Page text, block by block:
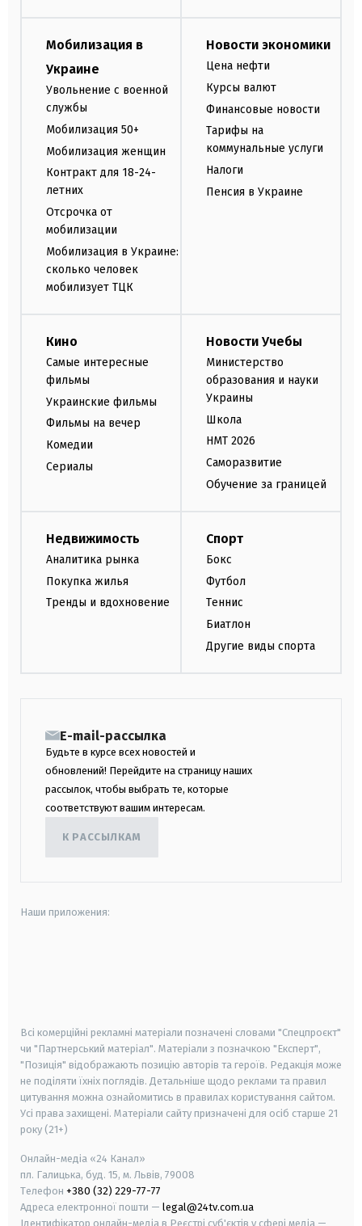
Мобилизация в
Украине
Увольнение с военной
службы
Мобилизация 50+
Мобилизация женщин
Контракт для 18-24-
летних
Отсрочка от
мобилизации
Мобилизация в Украине:
сколько человек
мобилизует ТЦК
Новости экономики
Цена нефти
Курсы валют
Финансовые новости
Тарифы на
коммунальные услуги
Налоги
Пенсия в Украине
Кино
Самые интересные
фильмы
Украинские фильмы
Фильмы на вечер
Комедии
Сериалы
Новости Учебы
Министерство
образования и науки
Украины
Школа
НМТ 2026
Саморазвитие
Обучение за границей
Недвижимость
Аналитика рынка
Покупка жилья
Тренды и вдохновение
Спорт
Бокс
Футбол
Теннис
Биатлон
Другие виды спорта
E-mail-рассылка
Будьте в курсе всех новостей и
обновлений! Перейдите на страницу наших
рассылок, чтобы выбрать те, которые
соответствуют вашим интересам.
К РАССЫЛКАМ
Наши приложения:
Всі комерційні рекламні матеріали позначені словами "Спецпроєкт"
чи "Партнерський матеріал". Матеріали з позначкою "Експерт",
"Позиція" відображають позицію авторів та героїв. Редакція може
не поділяти їхніх поглядів. Детальніше щодо реклами та правил
цитування можна ознайомитись в правилах користування сайтом.
Усі права захищені. Матеріали сайту призначені для осіб старше 21
року (21+)
Онлайн-медіа «24 Канал»
пл. Галицька, буд. 15, м. Львів, 79008
Телефон +380 (32) 229-77-77
Адреса електронної пошти — legal@24tv.com.ua
Ідентифікатор онлайн-медіа в Реєстрі суб'єктів у сфері медіа —